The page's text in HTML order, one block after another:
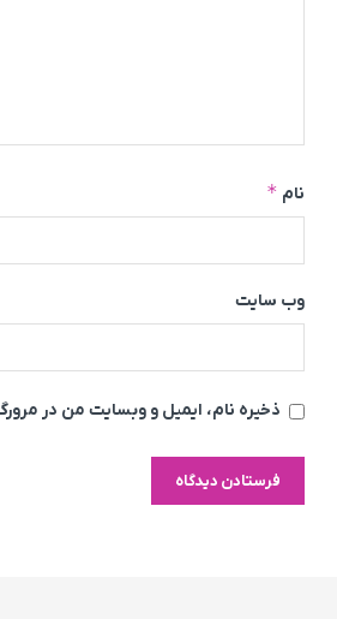
نام *
وب‌ سایت
ذخیره نام، ایمیل و وبسایت من در